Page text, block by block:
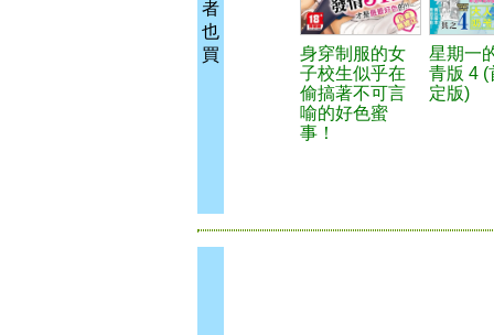
者
也
買
身穿制服的女
子校生似乎在
偷搞著不可言
喻的好色蜜
事！
星期一
青版 4 (
定版)